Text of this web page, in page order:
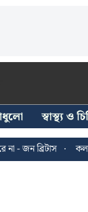
স্বাস্থ্য ও
ব্রিটাস কলকাতায়